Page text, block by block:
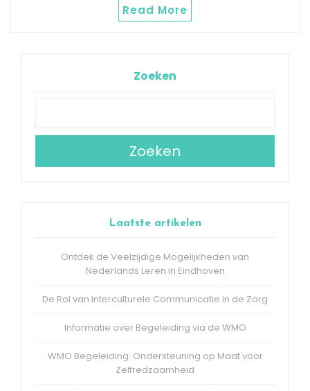
Read More
Zoeken
Zoeken
Laatste artikelen
Ontdek de Veelzijdige Mogelijkheden van
Nederlands Leren in Eindhoven
De Rol van Interculturele Communicatie in de Zorg
Informatie over Begeleiding via de WMO
WMO Begeleiding: Ondersteuning op Maat voor
Zelfredzaamheid